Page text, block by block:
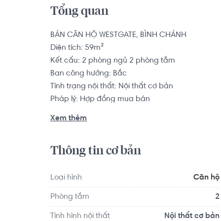
Tổng quan
BÁN CĂN HỘ WESTGATE, BÌNH CHÁNH
Diện tích: 59m²
Kết cấu: 2 phòng ngủ 2 phòng tắm
Ban công hướng: Bắc
Tình trạng nội thất: Nội thất cơ bản
Pháp lý: Hợp đồng mua bán
Cách Ngã 4 giao lộ Nguyễn Văn Linh và Quốc
phút đi xe, cách Quận 5 khoảng 9.5km, tương
khoảng 16km, khoảng 30 phút đi xe,...
Căn hộ có vị trí cách Trường Tiểu học Hoàng
Xem thêm
Thông tin cơ bản
Loại hình Căn hộ
Phòng tắm 2
Tình hình nội thất Nội thất cơ bản